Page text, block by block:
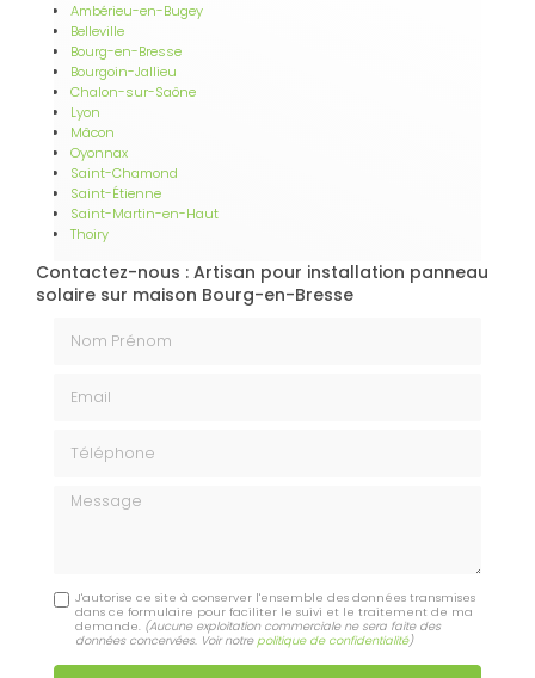
Ambérieu-en-Bugey
Belleville
Bourg-en-Bresse
Bourgoin-Jallieu
Chalon-sur-Saône
Lyon
Mâcon
Oyonnax
Saint-Chamond
Saint-Étienne
Saint-Martin-en-Haut
Thoiry
Contactez-nous : Artisan pour installation panneau
solaire sur maison Bourg-en-Bresse
Message
J'autorise ce site à conserver l'ensemble des données transmises
dans ce formulaire pour faciliter le suivi et le traitement de ma
demande. (Aucune exploitation commerciale ne sera faite des
données concervées. Voir notre politique de confidentialité)